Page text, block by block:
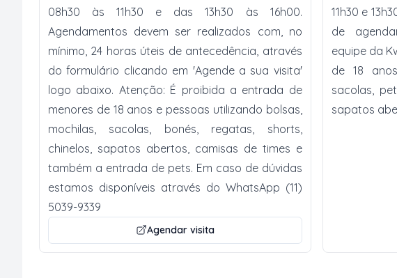
08h30 às 11h30 e das 13h30 às 16h00.
Agendamentos devem ser realizados com, no
mínimo, 24 horas úteis de antecedência, através
do formulário clicando em 'Agende a sua visita'
logo abaixo. Atenção: É proibida a entrada de
menores de 18 anos e pessoas utilizando bolsas,
mochilas, sacolas, bonés, regatas, shorts,
chinelos, sapatos abertos, camisas de times e
também a entrada de pets. Em caso de dúvidas
estamos disponíveis através do WhatsApp (11)
5039-9339
Agendar visita
11h30 e
de
equipe da
de 18
sacolas,
sapatos